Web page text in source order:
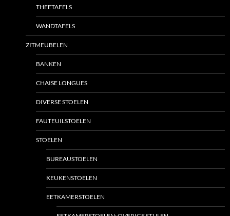
THEETAFELS
WANDTAFELS
ZITMEUBELEN
BANKEN
CHAISE LONGUES
DIVERSE STOELEN
FAUTEUILSTOELEN
STOELEN
BUREAUSTOELEN
KEUKENSTOELEN
EETKAMERSTOELEN